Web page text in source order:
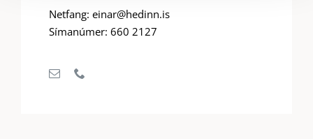
Netfang: einar@hedinn.is
Símanúmer: 660 2127